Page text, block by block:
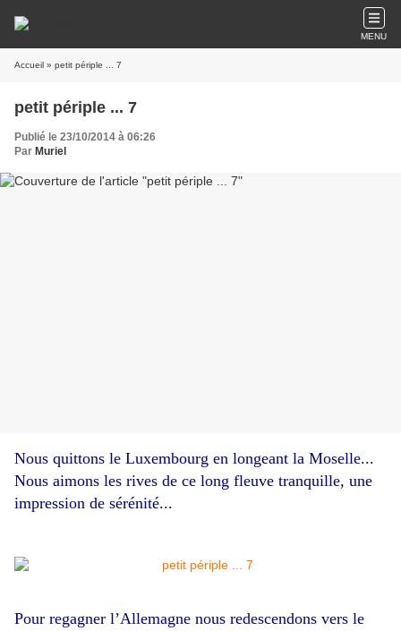
MENU
Accueil » petit périple ... 7
petit périple ... 7
Publié le 23/10/2014 à 06:26
Par Muriel
Nous quittons le Luxembourg en longeant la Moselle...
Nous aimons les rives de ce long fleuve tranquille, une
impression de sérénité...
Pour regagner l’Allemagne nous redescendons vers le